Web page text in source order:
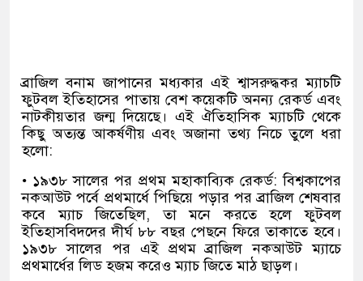
ব্রাজিল বনাম জাপানের মধ্যকার এই শ্বাসরুদ্ধকর ম্যাচটি
ফুটবল ইতিহাসের পাতায় বেশ কয়েকটি অনন্য রেকর্ড এবং
নাটকীয়তার জন্ম দিয়েছে। এই ঐতিহাসিক ম্যাচটি থেকে
কিছু অত্যন্ত আকর্ষণীয় এবং অজানা তথ্য নিচে তুলে ধরা
হলো:
• ১৯৩৮ সালের পর প্রথম মহাকাব্যিক রেকর্ড: বিশ্বকাপের
নকআউট পর্বে প্রথমার্ধে পিছিয়ে পড়ার পর ব্রাজিল শেষবার
কবে ম্যাচ জিতেছিল, তা মনে করতে হলে ফুটবল
ইতিহাসবিদদের দীর্ঘ ৮৮ বছর পেছনে ফিরে তাকাতে হবে।
১৯৩৮ সালের পর এই প্রথম ব্রাজিল নকআউট ম্যাচে
প্রথমার্ধের লিড হজম করেও ম্যাচ জিতে মাঠ ছাড়ল।